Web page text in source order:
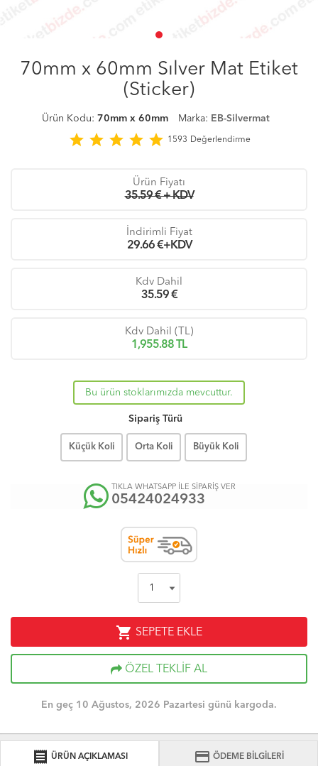
70mm x 60mm Sılver Mat Etiket
(Sticker)
Ürün Kodu: 70mm x 60mm Marka: EB-Silvermat
star star star star star 1593 Değerlendirme
Ürün Fiyatı
35.59 € + KDV
İndirimli Fiyat
29.66€+KDV
Kdv Dahil
35.59€
Kdv Dahil (TL)
1,955.88 TL
Bu ürün stoklarımızda mevcuttur.
Sipariş Türü
Küçük Koli Orta Koli Büyük Koli
TIKLA WHATSAPP İLE SİPARİŞ VER
05424024933
shopping_cart SEPETE EKLE
ÖZEL TEKLİF AL
En geç 10 Ağustos, 2026 Pazartesi günü kargoda.
receipt ÜRÜN AÇIKLAMASI credit_card ÖDEME BİLGİLERİ